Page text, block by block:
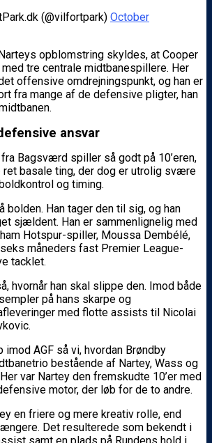
(@vilfortpark) October
opblomstring skyldes, at Cooper
tre centrale midtbanespillere. Her
offensive omdrejningspunkt, og han er
fra mange af de defensive pligter, han
ansvar
fra Bagsværd spiller så godt på 10’eren,
basale ting, der dog er utrolig svære
og timing.
bolden. Han tager den til sig, og han
sjældent. Han er sammenlignelig med
Hotspur-spiller, Moussa Dembélé,
måneders fast Premier League-
tacklet.
hvornår han skal slippe den. Imod både
på hans skarpe og
med flotte assists til Nicolai
imod AGF så vi, hvordan Brøndby
bestående af Nartey, Wass og
var Nartey den fremskudte 10’er med
motor, der løb for de to andre.
en friere og mere kreativ rolle, end
Det resulterede som bekendt i